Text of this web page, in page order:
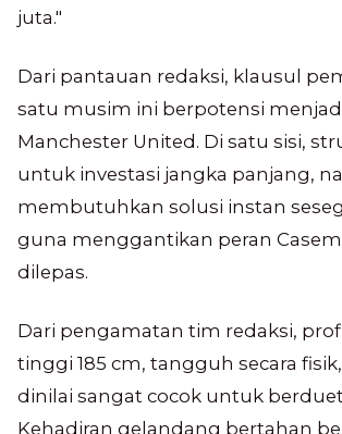
juta."
Dari pantauan redaksi, klausul
satu musim ini berpotensi
Manchester United. Di satu sisi,
untuk investasi jangka panjang,
membutuhkan solusi instan
guna menggantikan peran
dilepas.
Dari pengamatan tim redaksi,
tinggi 185 cm, tangguh secara
dinilai sangat cocok untuk
Kehadiran gelandang bertahan